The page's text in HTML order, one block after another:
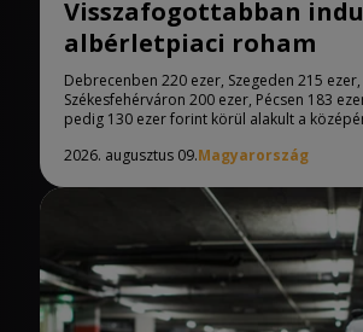
Visszafogottabban
albérletpiaci roham
Debrecenben 220 ezer, Szegeden 215
Székesfehérváron 200 ezer, Pécsen 183
pedig 130 ezer forint körül alakult a
2026. augusztus 09.Magyarország